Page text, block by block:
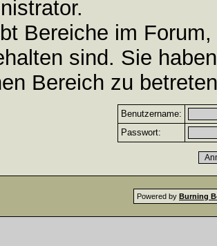
Bereiche im
sind. Sie
Bereich zu
Benutzername:
Passwort:
Powered by Burning